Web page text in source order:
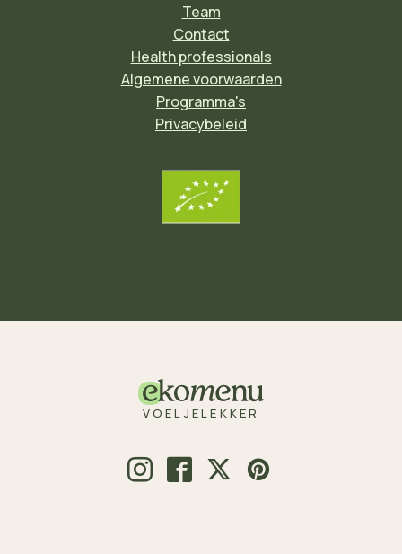
Team
Contact
Health professionals
Algemene voorwaarden
Programma's
Privacybeleid
VOELJELEKKER